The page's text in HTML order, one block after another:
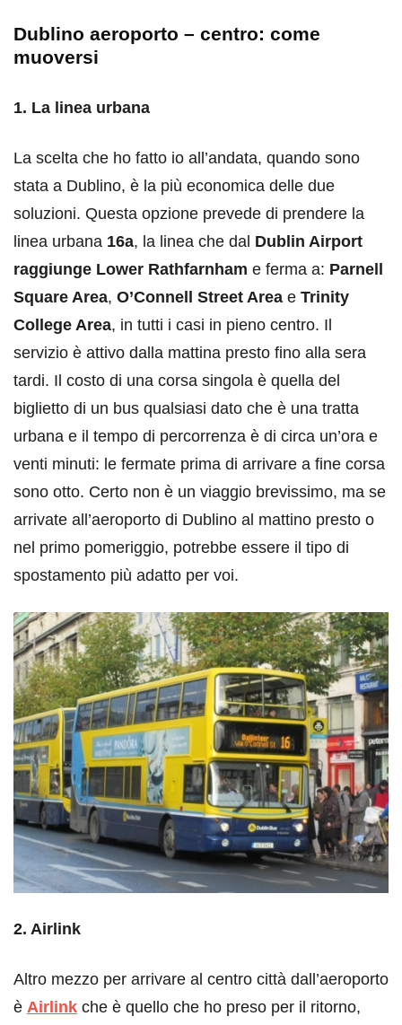
Dublino aeroporto – centro: come
muoversi
1. La linea urbana
La scelta che ho fatto io all’andata, quando sono
stata a Dublino, è la più economica delle due
soluzioni. Questa opzione prevede di prendere la
linea urbana 16a, la linea che dal Dublin Airport
raggiunge Lower Rathfarnham e ferma a: Parnell
Square Area, O’Connell Street Area e Trinity
College Area, in tutti i casi in pieno centro. Il
servizio è attivo dalla mattina presto fino alla sera
tardi. Il costo di una corsa singola è quella del
biglietto di un bus qualsiasi dato che è una tratta
urbana e il tempo di percorrenza è di circa un’ora e
venti minuti: le fermate prima di arrivare a fine corsa
sono otto. Certo non è un viaggio brevissimo, ma se
arrivate all’aeroporto di Dublino al mattino presto o
nel primo pomeriggio, potrebbe essere il tipo di
spostamento più adatto per voi.
2. Airlink
Altro mezzo per arrivare al centro città dall’aeroporto
è Airlink che è quello che ho preso per il ritorno,